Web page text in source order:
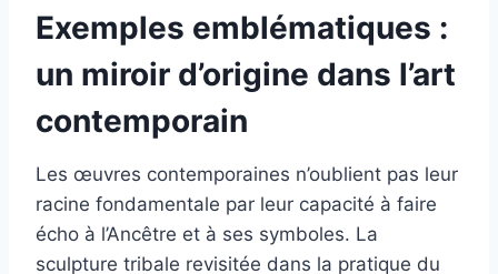
Exemples emblématiques :
un miroir d’origine dans l’art
contemporain
Les œuvres contemporaines n’oublient pas leur
racine fondamentale par leur capacité à faire
écho à l’Ancêtre et à ses symboles. La
sculpture tribale revisitée dans la pratique du